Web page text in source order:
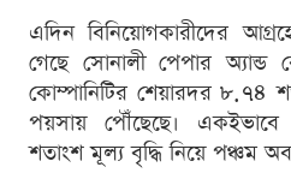
এদিন বিনিয়োগকারীদের
গেছে সোনালী পেপার অ্যান্ড
কোম্পানিটির শেয়ারদর ৮.৭৪
পয়সায় পৌঁছেছে। একইভাবে
শতাংশ মূল্য বৃদ্ধি নিয়ে পঞ্চম